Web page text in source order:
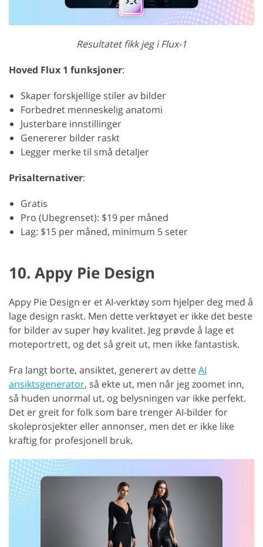
Resultatet fikk jeg i Flux-1
Hoved Flux 1 funksjoner:
Skaper forskjellige stiler av bilder
Forbedret menneskelig anatomi
Justerbare innstillinger
Genererer bilder raskt
Legger merke til små detaljer
Prisalternativer:
Gratis
Pro (Ubegrenset): $19 per måned
Lag: $15 per måned, minimum 5 seter
10. Appy Pie Design
Appy Pie Design er et AI-verktøy som hjelper deg med å
lage design raskt. Men dette verktøyet er ikke det beste
for bilder av super høy kvalitet. Jeg prøvde å lage et
moteportrett, og det så greit ut, men ikke fantastisk.
Fra langt borte, ansiktet, generert av detteAI
ansiktsgenerator, så ekte ut, men når jeg zoomet inn,
så huden unormal ut, og belysningen var ikke perfekt.
Det er greit for folk som bare trenger AI-bilder for
skoleprosjekter eller annonser, men det er ikke like
kraftig for profesjonell bruk.